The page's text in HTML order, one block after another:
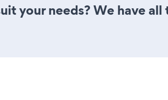
your needs? We have